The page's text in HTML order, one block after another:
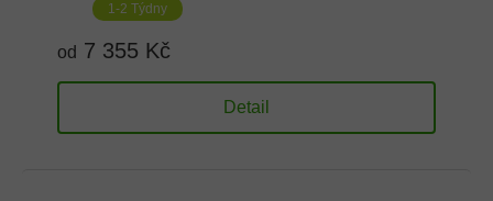
1-2 Týdny
od 7 355 Kč
Detail